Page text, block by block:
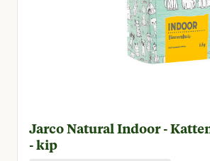
Jarco Natural Indoor -
- kip